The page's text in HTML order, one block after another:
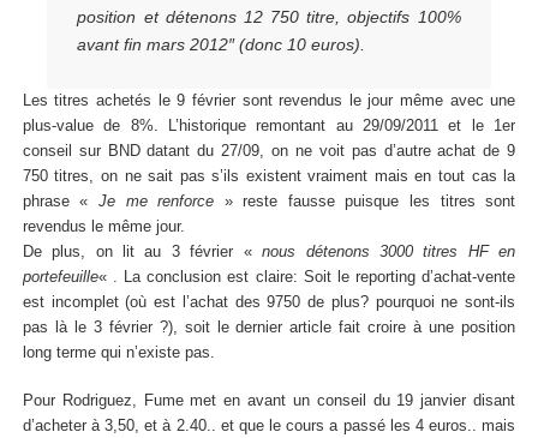
position et détenons 12 750 titre, objectifs 100%
avant fin mars 2012″(donc 10 euros).
Les titres achetés le 9 février sont revendus le jour même avec une
plus-value de 8%. L’historique remontant au 29/09/2011 et le 1er
conseil sur BND datant du 27/09, on ne voit pas d’autre achat de 9
750 titres, on ne sait pas s’ils existent vraiment mais en tout cas la
phrase «Je me renforce » reste fausse puisque les titres sont
revendus le même jour.
De plus, on lit au 3 février «nous détenons 3000 titres HF en
portefeuille« . La conclusion est claire: Soit le reporting d’achat-vente
est incomplet (où est l’achat des 9750 de plus? pourquoi ne sont-ils
pas là le 3 février ?), soit le dernier article fait croire à une position
long terme qui n’existe pas.
Pour Rodriguez, Fume met en avant un conseil du 19 janvier disant
d’acheter à 3,50, et à 2.40.. et que le cours a passé les 4 euros.. mais